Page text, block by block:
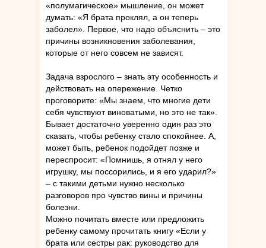
«полумагическое» мышление, он может
думать: «Я брата проклял, а он теперь
заболел». Первое, что надо объяснить – это
причины возникновения заболевания,
которые от него совсем не зависят.
Задача взрослого – знать эту особенность и
действовать на опережение. Четко
проговорите: «Мы знаем, что многие дети
себя чувствуют виноватыми, но это не так».
Бывает достаточно уверенно один раз это
сказать, чтобы ребенку стало спокойнее. А,
может быть, ребенок подойдет позже и
переспросит: «Помнишь, я отнял у него
игрушку, мы поссорились, и я его ударил?»
– с такими детьми нужно несколько
разговоров про чувство вины и причины
болезни.
Можно почитать вместе или предложить
ребенку самому прочитать книгу «Если у
брата или сестры рак: руководство для